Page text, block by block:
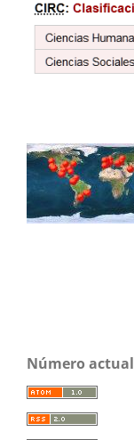
Número actual